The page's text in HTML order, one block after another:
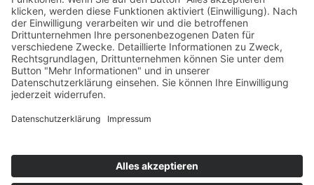
tickets@burg-zu-hagen.de
Impressum · Datenschutz · Cookie-Einstellungen